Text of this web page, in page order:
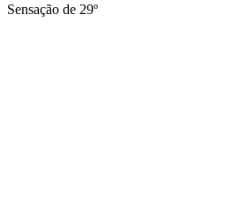
Sensação de 29º